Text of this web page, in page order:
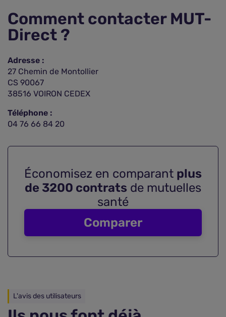
Comment contacter MUT-
Direct ?
Adresse :
27 Chemin de Montollier
CS 90067
38516 VOIRON CEDEX
Téléphone :
04 76 66 84 20
Économisez en comparant plus
de 3200 contrats de mutuelles
santé
Comparer
L'avis des utilisateurs